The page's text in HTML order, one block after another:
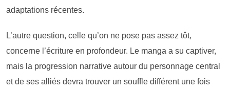
adaptations récentes.
L’autre question, celle qu’on ne pose pas assez tôt,
concerne l’écriture en profondeur. Le manga a su captiver,
mais la progression narrative autour du personnage central
et de ses alliés devra trouver un souffle différent une fois